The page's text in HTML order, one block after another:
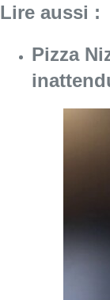
Lire aussi :
Pizza